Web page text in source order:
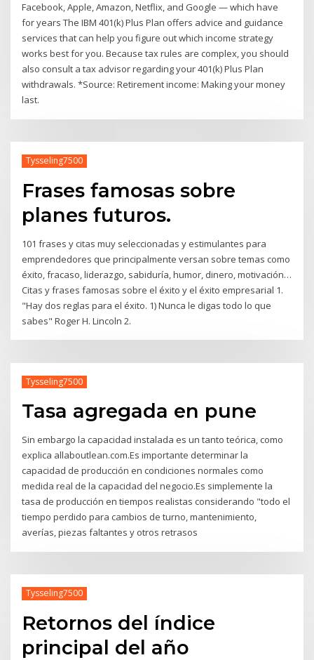
Facebook, Apple, Amazon, Netflix, and Google — which have
for years The IBM 401(k) Plus Plan offers advice and guidance
services that can help you figure out which income strategy
works best for you. Because tax rules are complex, you should
also consult a tax advisor regarding your 401(k) Plus Plan
withdrawals. *Source: Retirement income: Making your money
last.
Tysseling7500
Frases famosas sobre
planes futuros.
101 frases y citas muy seleccionadas y estimulantes para
emprendedores que principalmente versan sobre temas como
éxito, fracaso, liderazgo, sabiduría, humor, dinero, motivación…
Citas y frases famosas sobre el éxito y el éxito empresarial 1.
"Hay dos reglas para el éxito. 1) Nunca le digas todo lo que
sabes" Roger H. Lincoln 2.
Tysseling7500
Tasa agregada en pune
Sin embargo la capacidad instalada es un tanto teórica, como
explica allaboutlean.com.Es importante determinar la
capacidad de producción en condiciones normales como
medida real de la capacidad del negocio.Es simplemente la
tasa de producción en tiempos realistas considerando "todo el
tiempo perdido para cambios de turno, mantenimiento,
averías, piezas faltantes y otros retrasos
Tysseling7500
Retornos del índice
principal del año